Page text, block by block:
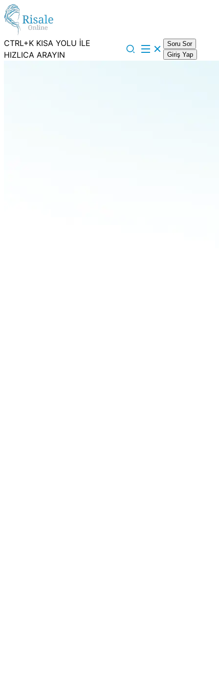
CTRL+K KISA YOLU İLE
HIZLICA ARAYIN
Soru Sor
Giriş Yap